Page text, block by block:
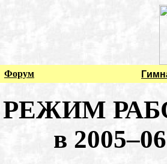
Форум
РЕЖИМ
в